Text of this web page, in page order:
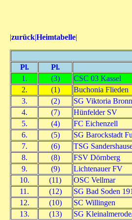
|zurück|Heimtabelle|
Pl.
Pl.
1.
(3) CSC 03 Kassel
2.
(1) Buchonia Flieden
3.
(2) SG Viktoria
4.
(7) Hünfelder SV
5.
(4) FC Eichenzell
6.
(5) SG Barockstadt
7.
(6) TSG
8.
(8) FSV Dörnberg
9.
(9) Lichtenauer FV
10.
(11) OSC Vellmar
11.
(12) SG Bad Soden
12.
(10) SC Willingen
13.
(13) SG